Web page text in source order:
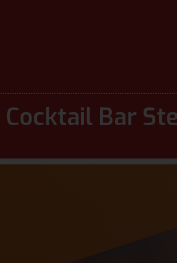
Bar